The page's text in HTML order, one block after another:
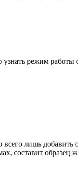
режим
всего лишь
составит образец